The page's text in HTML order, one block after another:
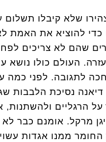
שלא קיבלו תשלום
כדי להוציא את האמת
שהם לא צריכים
העולם כולו נושא
לתגובה. לפני כמה
דיאנה נסיכת הלבבות
על הרגליים ולהשתנות,
מרקל. אומנם כבר לא
ממנו אגדות